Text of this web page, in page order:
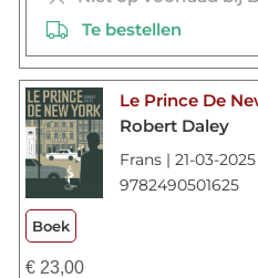
Te bestellen
Le Prince De
Robert Daley
Frans | 21-03-
9782490501625
Boek
€23,00